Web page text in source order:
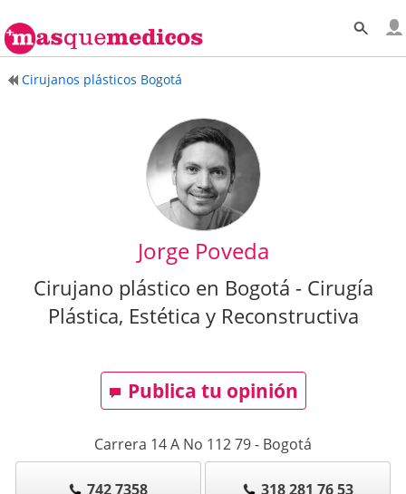
Cirujanos plásticos Bogotá
Jorge Poveda
Cirujano plástico en Bogotá - Cirugía
Plástica, Estética y Reconstructiva
Publica tu opinión
Carrera 14 A No 112 79- Bogotá
742 7358 318 281 76 53